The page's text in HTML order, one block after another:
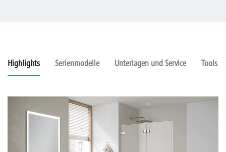
Highlights Serienmodelle Unterlagen und Service Tools